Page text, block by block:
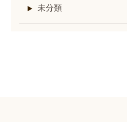
未分類